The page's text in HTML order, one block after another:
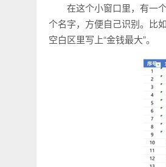
在这个小窗口里，有一
个名字，方便自己识别。比
空白区里写上“金钱最大”。